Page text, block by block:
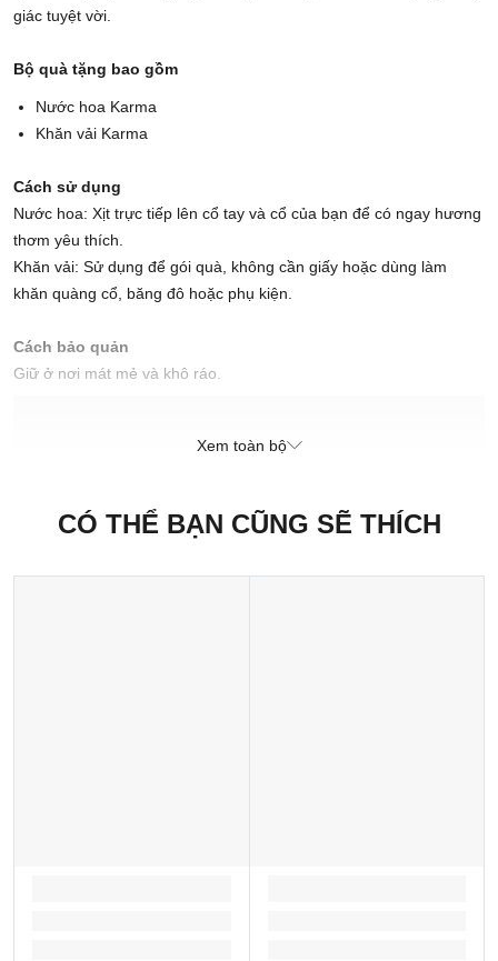
giác tuyệt vời.
Bộ quà tặng bao gồm
Nước hoa Karma
Khăn vải Karma
Cách sử dụng
Nước hoa: Xịt trực tiếp lên cổ tay và cổ của bạn để có ngay hương
thơm yêu thích.
Khăn vải: Sử dụng để gói quà, không cần giấy hoặc dùng làm
khăn quàng cổ, băng đô hoặc phụ kiện.
Cách bảo quản
Giữ ở nơi mát mẻ và khô ráo.
Xem toàn bộ
CÓ THỂ BẠN CŨNG SẼ THÍCH